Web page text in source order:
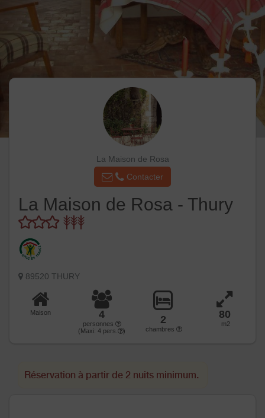
La Maison de Rosa
Contacter
La Maison de Rosa - Thury
89520 THURY
Maison 4
personnes
(Maxi: 4 pers. )
2
chambres
80
m2
Réservation à partir de 2 nuits minimum.